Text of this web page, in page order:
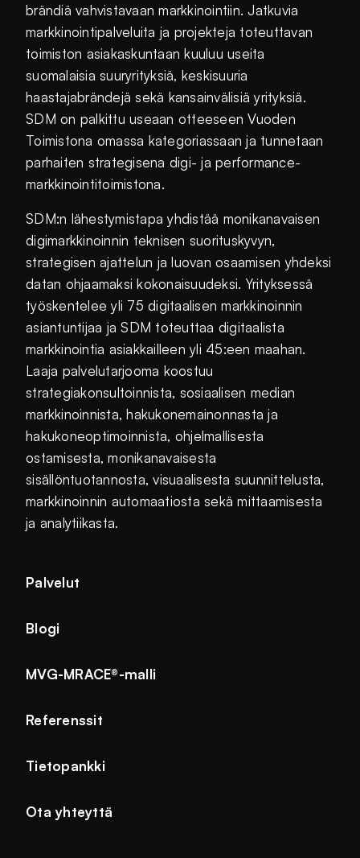
brändiä vahvistavaan markkinointiin. Jatkuvia
markkinointipalveluita ja projekteja toteuttavan
toimiston asiakaskuntaan kuuluu useita
suomalaisia suuryrityksiä, keskisuuria
haastajabrändejä sekä kansainvälisiä yrityksiä.
SDM on palkittu useaan otteeseen Vuoden
Toimistona omassa kategoriassaan ja tunnetaan
parhaiten strategisena digi- ja performance-
markkinointitoimistona.
SDM:n lähestymistapa yhdistää monikanavaisen
digimarkkinoinnin teknisen suorituskyvyn,
strategisen ajattelun ja luovan osaamisen yhdeksi
datan ohjaamaksi kokonaisuudeksi. Yrityksessä
työskentelee yli 75 digitaalisen markkinoinnin
asiantuntijaa ja SDM toteuttaa digitaalista
markkinointia asiakkailleen yli 45:een maahan.
Laaja palvelutarjooma koostuu
strategiakonsultoinnista, sosiaalisen median
markkinoinnista, hakukonemainonnasta ja
hakukoneoptimoinnista, ohjelmallisesta
ostamisesta, monikanavaisesta
sisällöntuotannosta, visuaalisesta suunnittelusta,
markkinoinnin automaatiosta sekä mittaamisesta
ja analytiikasta.
Palvelut
Blogi
MVG-MRACE®-malli
Referenssit
Tietopankki
Ota yhteyttä